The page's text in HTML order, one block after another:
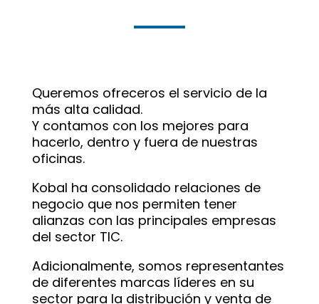
Queremos ofreceros el servicio de la
más alta calidad.
Y contamos con los mejores para
hacerlo, dentro y fuera de nuestras
oficinas.
Kobal ha consolidado relaciones de
negocio que nos permiten tener
alianzas con las principales empresas
del sector TIC.
Adicionalmente, somos representantes
de diferentes marcas líderes en su
sector para la distribución y venta de